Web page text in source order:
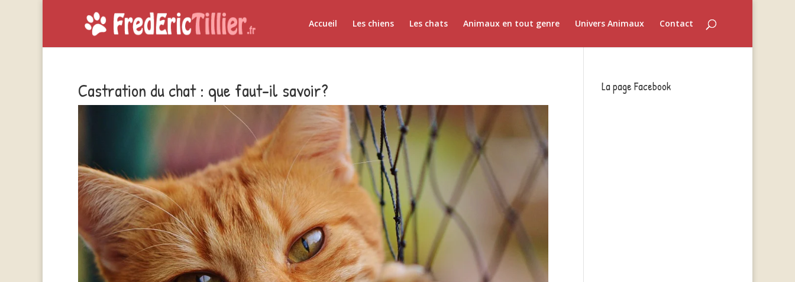
Accueil Les chiens Les chats Animaux en tout genre Univers Animaux Contact
Castration du chat : que faut-il savoir? La page Facebook